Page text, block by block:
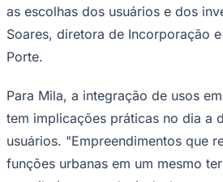
as escolhas dos usuários e dos
Soares, diretora de Incorporação
Porte.
Para Mila, a integração de usos
tem implicações práticas no dia a
usuários. "Empreendimentos que
funções urbanas em um mesmo